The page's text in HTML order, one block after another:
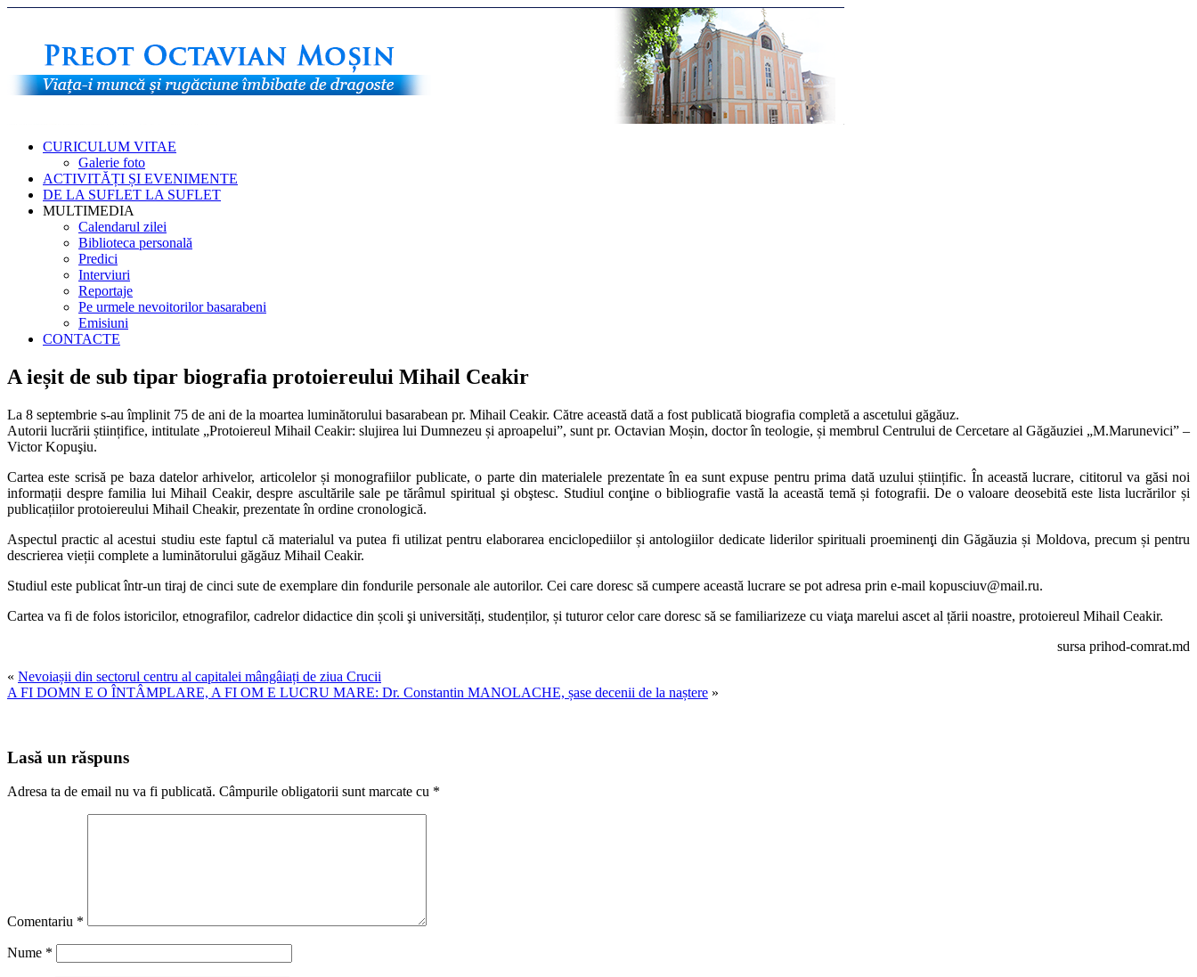
CURICULUM VITAE
Galerie foto
ACTIVITĂȚI ȘI EVENIMENTE
DE LA SUFLET LA SUFLET
MULTIMEDIA
Calendarul zilei
Biblioteca personală
Predici
Interviuri
Reportaje
Pe urmele nevoitorilor basarabeni
Emisiuni
CONTACTE
A ieșit de sub tipar biografia protoiereului Mihail Ceakir
La 8 septembrie s-au împlinit 75 de ani de la moartea luminătorului basarabean pr. Mihail Ceakir. Către această dată a fost publicată biografia completă a ascetului găgăuz.
Autorii lucrării științifice, intitulate „Protoiereul Mihail Ceakir: slujirea lui Dumnezeu și aproapelui”, sunt pr. Octavian Moșin, doctor în teologie, și membrul Centrului de Cercetare al Găgăuziei „M.Marunevici” –
Victor Kopuşiu.
Cartea este scrisă pe baza datelor arhivelor, articolelor și monografiilor publicate, o parte din materialele prezentate în ea sunt expuse pentru prima dată uzului științific. În această lucrare, cititorul va găsi noi
informații despre familia lui Mihail Ceakir, despre ascultările sale pe tărâmul spiritual şi obştesc. Studiul conţine o bibliografie vastă la această temă și fotografii. De o valoare deosebită este lista lucrărilor și
publicațiilor protoiereului Mihail Cheakir, prezentate în ordine cronologică.
Aspectul practic al acestui studiu este faptul că materialul va putea fi utilizat pentru elaborarea enciclopediilor și antologiilor dedicate liderilor spirituali proeminenţi din Găgăuzia și Moldova, precum și pentru
descrierea vieții complete a luminătorului găgăuz Mihail Ceakir.
Studiul este publicat într-un tiraj de cinci sute de exemplare din fondurile personale ale autorilor. Cei care doresc să cumpere această lucrare se pot adresa prin e-mail kopusciuv@mail.ru.
Cartea va fi de folos istoricilor, etnografilor, cadrelor didactice din școli şi universități, studenților, și tuturor celor care doresc să se familiarizeze cu viaţa marelui ascet al țării noastre, protoiereul Mihail Ceakir.
sursa prihod-comrat.md
« Nevoiașii din sectorul centru al capitalei mângâiați de ziua Crucii
A FI DOMN E O ÎNTÂMPLARE, A FI OM E LUCRU MARE: Dr. Constantin MANOLACHE, șase decenii de la naștere »
Lasă un răspuns
Adresa ta de email nu va fi publicată. Câmpurile obligatorii sunt marcate cu *
Comentariu *
Nume *